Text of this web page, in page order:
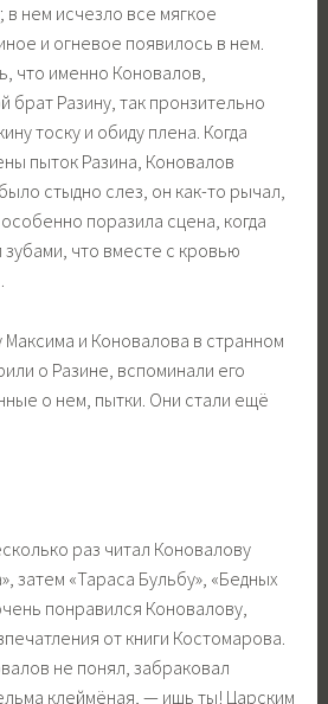
нем исчезло все мягкое
и огневое появилось в нем.
что именно Коновалов,
Разину, так пронзительно
тоску и обиду плена. Когда
пыток Разина, Коновалов
стыдно слез, он как-то рычал,
поразила сцена, когда
зубами, что вместе с кровью
и Коновалова в странном
о Разине, вспоминали его
о нем, пытки. Они стали ещё
раз читал Коновалову
затем «Тараса Бульбу», «Бедных
понравился Коновалову,
от книги Костомарова.
не понял, забраковал
клеймёная, — ишь ты! Царским